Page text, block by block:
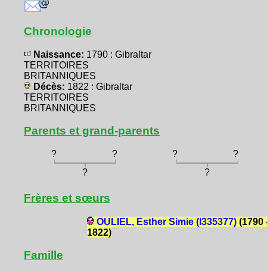
Chronologie
Naissance: 1790 : Gibraltar
TERRITOIRES
BRITANNIQUES
Décès: 1822 : Gibraltar
TERRITOIRES
BRITANNIQUES
Parents et grand-parents
? ? ?
?
?
?
Frères et sœurs
OULIEL, Esther Simie (I335377)(1790
1822)
Famille